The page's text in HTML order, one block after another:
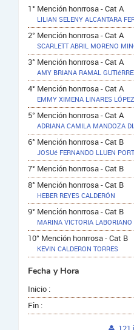
1° Mención honrrosa - Cat A
LILIAN SELENY ALCANTARA
2° Mención honrrosa - Cat A
SCARLETT ABRIL MORENO
3° Mención honrrosa - Cat A
AMY BRIANA RAMAL
4° Mención honrrosa - Cat A
EMMY XIMENA LINARES LÓPEZ
5° Mención honrrosa - Cat A
ADRIANA CAMILA MANDOZA
6° Mención honrrosa - Cat B
JOSUé FERNANDO LLUEN
7° Mención honrrosa - Cat B
8° Mención honrrosa - Cat B
HEBER REYES CALDERÓN
9° Mención honrrosa - Cat B
MARINA VICTORIA LABORIANO
10° Mención honrrosa - Cat B
KEVIN CALDERON TORRES
Fecha y Hora
Inicio :
Fin :